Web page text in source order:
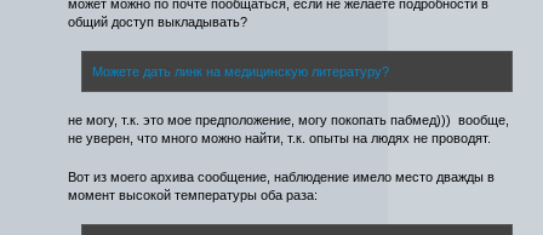
может можно по почте пообщаться, если не желаете подробности в
общий доступ выкладывать?
Можете дать линк на медицинскую литературу?
не могу, т.к. это мое предположение, могу покопать пабмед))) вообще,
не уверен, что много можно найти, т.к. опыты на людях не проводят.
Вот из моего архива сообщение, наблюдение имело место дважды в
момент высокой температуры оба раза: